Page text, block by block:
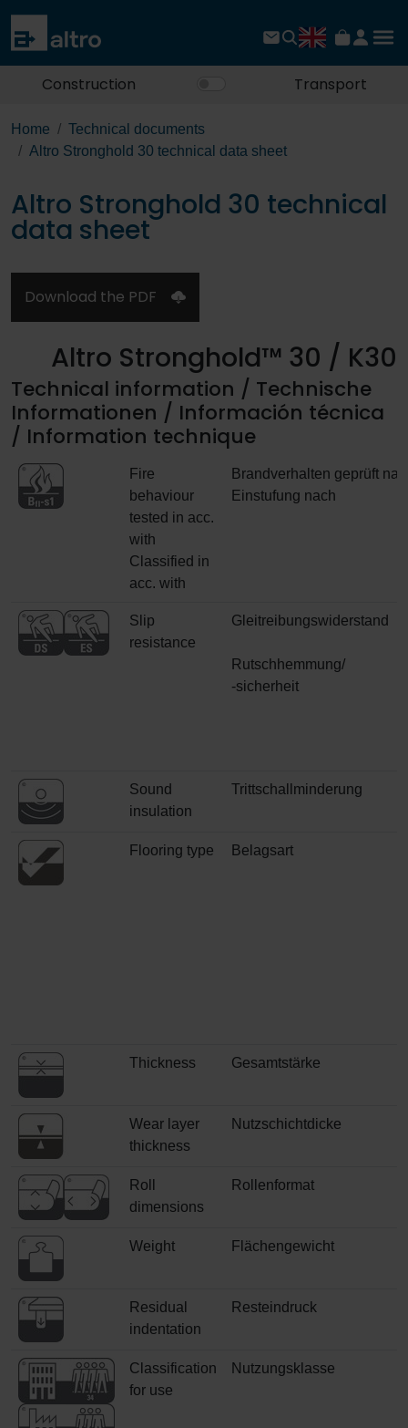
Construction Transport
Home
Technical documents
Altro Stronghold 30 technical data sheet
Altro Stronghold 30 technical
data sheet
Download the PDF
Altro Stronghold™ 30 / K30
Technical information / Technische
Informationen / Información técnica
/ Information technique
Fire
behaviour
tested in acc.
with
Classified in
acc. with
Brandverhalten geprüft
Einstufung nach
Slip
resistance
Gleitreibungswiderstand
Rutschhemmung/
-sicherheit
Sound
insulation
Trittschallminderung
Flooring type Belagsart
Thickness Gesamtstärke
Wear layer
thickness
Nutzschichtdicke
Roll
dimensions
Rollenformat
Weight Flächengewicht
Residual
indentation
Resteindruck
Classification
for use
Nutzungsklasse